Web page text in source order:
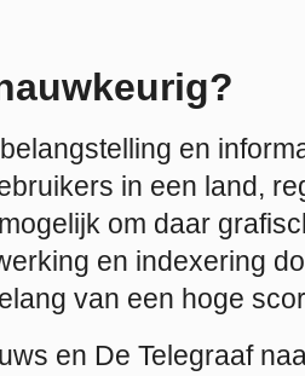
en
in een land,
om daar
en indexering
van een hoge
en De Telegraaf